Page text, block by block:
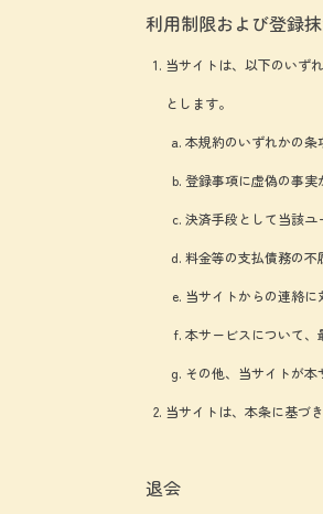
利用制限および登録
当サイトは、以下のいず
とします。
本規約のいずれかの条
登録事項に虚偽の事
決済手段として当該
料金等の支払債務の不
当サイトからの連絡
本サービスについて
その他、当サイトが
当サイトは、本条に基づ
退会